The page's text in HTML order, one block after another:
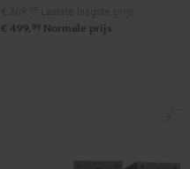
€ 499, 99 Normale prijs